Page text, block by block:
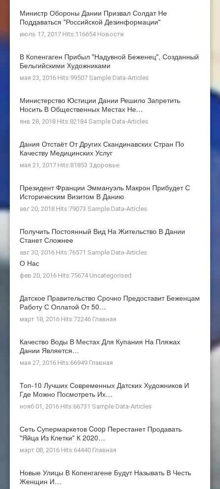
Министр Обороны Дании Призвал Солдат Не
Поддаваться "российской Дезинформации"
июль 17, 2017 Hits:116654 Новости
В Копенгаген Прибыл "Надувной Беженец", Созданный
Бельгийскими Художниками
мая 23, 2016 Hits:99507 Sample Data-Articles
Министерство Юстиции Дании Решило Запретить
Носить В Общественных Местах Не…
янв 28, 2018 Hits:82184 Sample Data-Articles
Дания Отстаёт От Других Скандинавских Стран По
Качеству Медицинских Услуг
мая 21, 2017 Hits:81853 Здоровье
Президент Франции Эммануэль Макрон Прибудет С
Историческим Визитом В Данию
авг 20, 2018 Hits:79073 Sample Data-Articles
Получить Постоянный Вид На Жительство В Дании
Станет Сложнее
авг 30, 2016 Hits:76571 Sample Data-Articles
О Нас
фев 20, 2016 Hits:75674 Uncategorised
Датское Правительство Срочно Предоставит Беженцам
Работу С Оплатой От 50…
март 18, 2016 Hits:72246 Главная
Качество Воды В Местах Для Купания На Пляжах
Дании Является…
мая 27, 2016 Hits:66949 Главная
Топ-10 Лучших Современных Датских Художников И
Где Можно Посмотреть Их…
нояб 01, 2016 Hits:66731 Sample Data-Articles
Сеть Супермаркетов Coop Перестанет Продавать
"яйца Из Клетки" К 2020…
март 08, 2016 Hits:64440 Главная
Новые Улицы В Копенгагене Будут Называть В Честь
Женщин И…